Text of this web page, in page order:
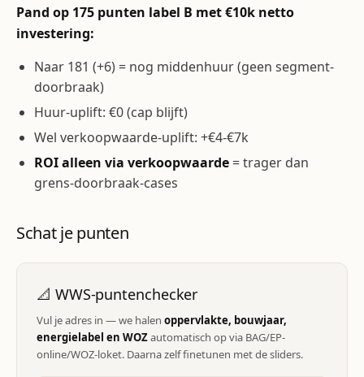
Pand op 175 punten label B met €10k netto
investering:
Naar 181 (+6) = nog middenhuur (geen segment-
doorbraak)
Huur-uplift: €0 (cap blijft)
Wel verkoopwaarde-uplift: +€4-€7k
ROI alleen via verkoopwaarde = trager dan
grens-doorbraak-cases
Schat je punten
📐 WWS-puntenchecker
Vul je adres in — we halen oppervlakte, bouwjaar,
energielabel en WOZautomatisch op via BAG/EP-
online/WOZ-loket. Daarna zelf finetunen met de sliders.